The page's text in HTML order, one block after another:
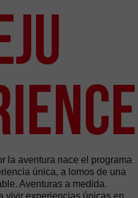
la aventura nace el programa
única, a lomos de una
Aventuras a medida.
vivir experiencias únicas en